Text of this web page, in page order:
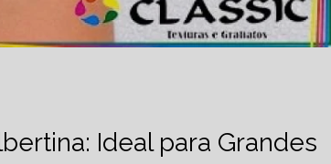
Ideal para Grandes